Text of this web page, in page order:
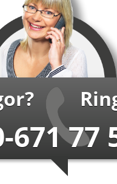
671 77